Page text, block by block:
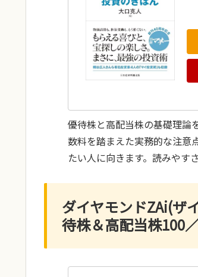
優待株と高配当株の基礎理論
数料を踏まえた実務的な注意
たい人に向きます。読みやす
ダイヤモンドZAi(ザ
待株＆高配当株100